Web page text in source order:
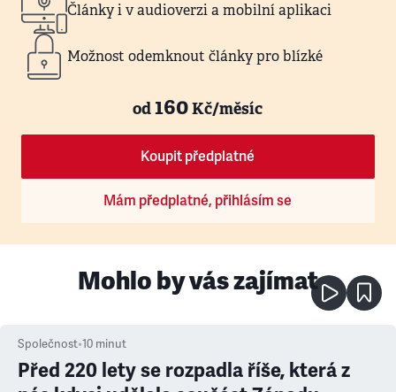
Články i v audioverzi a mobilní aplikaci
Možnost odemknout články pro blízké
od160Kč/měsíc
Koupit předplatné
Mám předplatné, přihlásím se
Mohlo by vás zajímat
Společnost•10 minut
Před 220 lety se rozpadla říše, která z